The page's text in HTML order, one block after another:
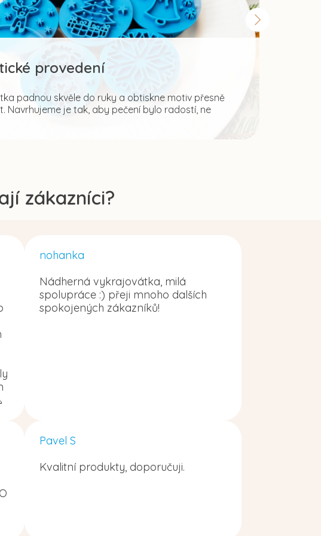
provedení
padnou skvěle do ruky a obtiskne motiv přesně
Navrhujeme je tak, aby pečení bylo radostí, ne
zákazníci?
nohanka
Nádherná vykrajovátka, milá
spolupráce :) přeji mnoho dalších
spokojených zákazníků!
Pavel S
Kvalitní produkty, doporučuji.